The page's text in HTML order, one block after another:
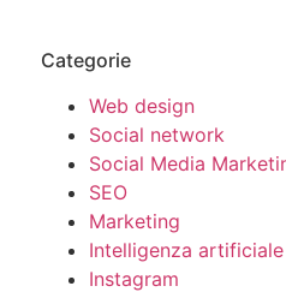
Categorie
Web design
Social network
Social Media
SEO
Marketing
Intelligenza artificiale
Instagram